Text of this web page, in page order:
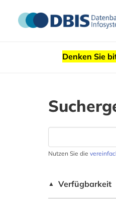
Denken Sie
Nutzen Sie die
▲ Verfügbarkeit